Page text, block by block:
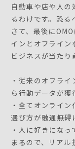
自動車や店や人の
るわけです。恐る
さて、最後に
インとオフライン
ビジネスが当たり
・従来のオフラ
ら行動データが獲
・全てオンライン
選び方が融通無碍
・人に好きにな
まるので、リアル